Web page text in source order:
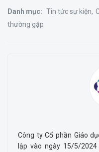
Danh mục: Tin tức sự kiện
thường gặp
Công ty Cổ phần Giáo
lập vào ngày 15/5/